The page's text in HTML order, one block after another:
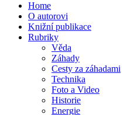
Home
O autorovi
Knižní publikace
Rubriky
Věda
Záhady
Cesty za záhadami
Technika
Foto a Video
Historie
Energie